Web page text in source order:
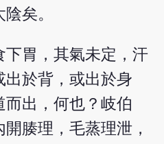
矣。
下胃，其氣未定，汗
出於背，或出於身
出，何也？岐伯
腠理，毛蒸理泄，